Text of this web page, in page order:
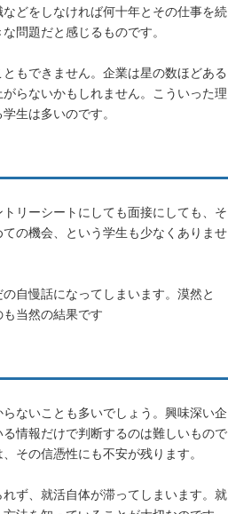
どをしなければ何十年とその仕事を続
問題だと感じるものです。
もできません。企業は星の数ほどある
らないかもしれません。こういった理
生は多いのです。
リーシートにしても面接にしても、そ
の機会、という学生も少なくありませ
自慢話になってしまいます。漠然と
当然の結果です
ないことも多いでしょう。興味深い企
情報だけで判断するのは難しいもので
その信憑性にも不安が残ります。
ず、就活自体が滞ってしまいます。就